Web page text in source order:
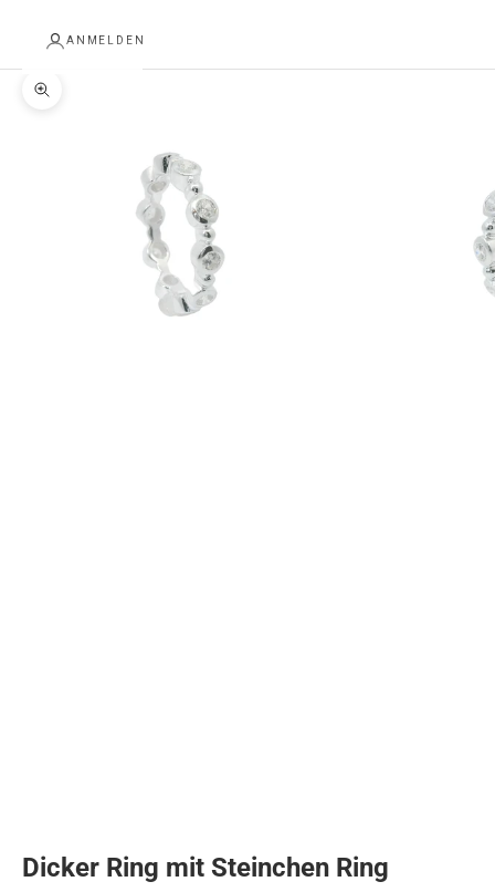
ANMELDEN
Bild vergrößern
Dicker Ring mit Steinchen Ring